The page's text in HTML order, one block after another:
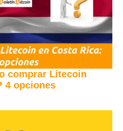
comprar Litecoin
4 opciones